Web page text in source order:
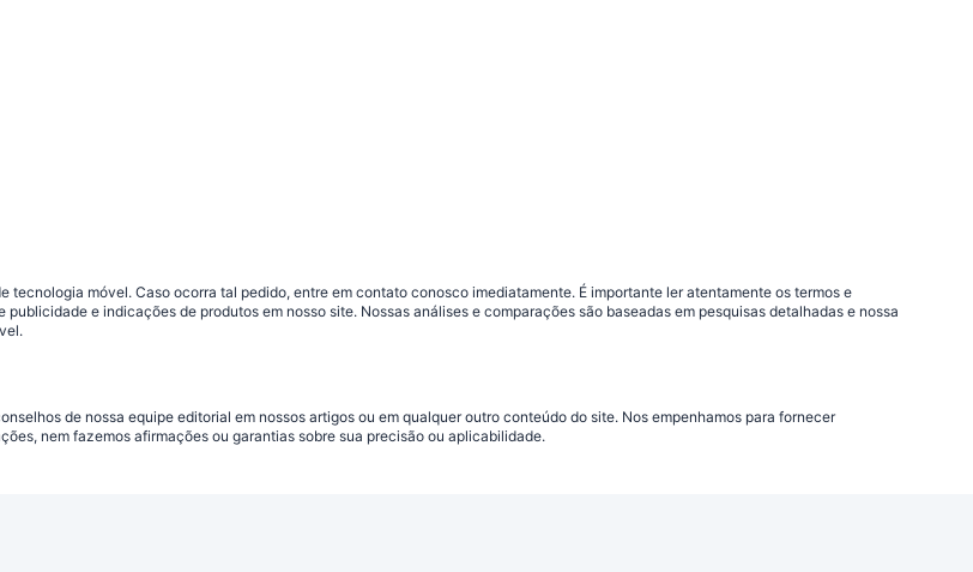
móvel. Caso ocorra tal pedido, entre em contato conosco imediatamente. É importante ler atentamente os termos e
e indicações de produtos em nosso site. Nossas análises e comparações são baseadas em pesquisas detalhadas e nossa
de nossa equipe editorial em nossos artigos ou em qualquer outro conteúdo do site. Nos empenhamos para fornecer
nem fazemos afirmações ou garantias sobre sua precisão ou aplicabilidade.